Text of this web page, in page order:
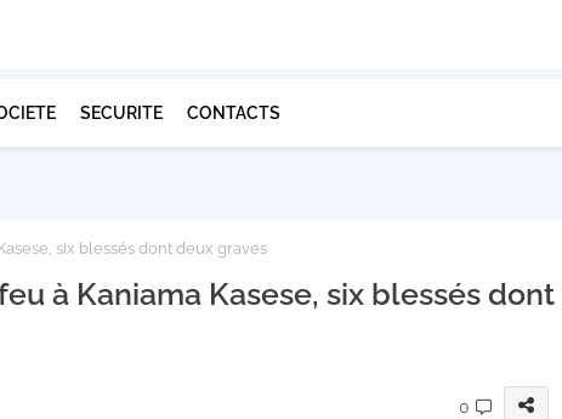
SECURITE CONTACTS
six blessés dont deux graves
à Kaniama Kasese, six blessés dont
0